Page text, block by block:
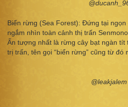
Biển rừng (Sea Forest): Đứng tại ngọn
ngắm nhìn toàn cảnh thị trấn
Ấn tượng nhất là rừng cây bạt ngàn tít
trị trấn, tên gọi “biển rừng” cũng từ đó
@leakjalem